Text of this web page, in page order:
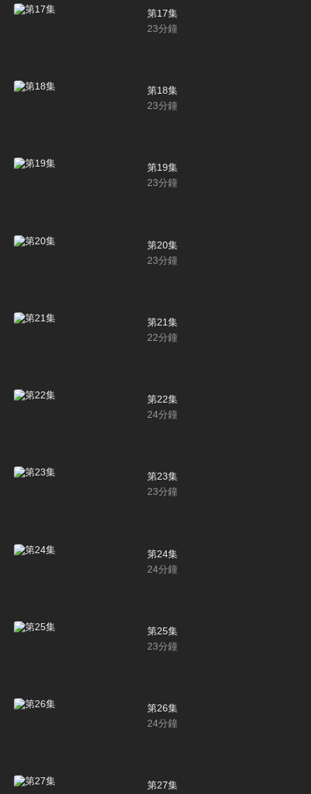
第17集
23分鐘
第18集
23分鐘
第19集
23分鐘
第20集
23分鐘
第21集
22分鐘
第22集
24分鐘
第23集
23分鐘
第24集
24分鐘
第25集
23分鐘
第26集
24分鐘
第27集